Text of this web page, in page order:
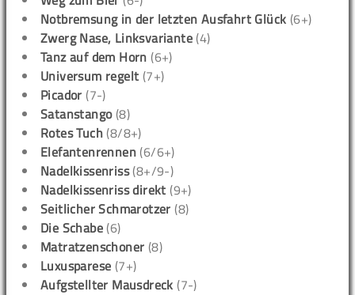
Notbremsung in der letzten Ausfahrt Glück (6+)
Zwerg Nase, Linksvariante (4)
Tanz auf dem Horn (6+)
Universum regelt (7+)
Picador (7-)
Satanstango(8)
Rotes Tuch (8/8+)
Elefantenrennen (6/6+)
Nadelkissenriss(8+/9-)
Nadelkissenriss direkt (9+)
Seitlicher Schmarotzer (8)
Die Schabe (6)
Matratzenschoner (8)
Luxusparese (7+)
Aufgstellter Mausdreck (7-)